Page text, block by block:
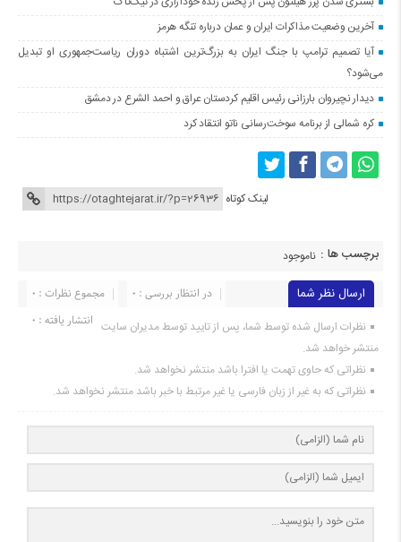
آخرین وضعیت مذاکرات ایران و عمان درباره تنگه هرمز
آیا تصمیم ترامپ با جنگ ایران به بزرگ‌ترین اشتباه دوران ریاست‌جمهوری او تبدیل
می‌شود؟
دیدار نچیروان بارزانی رئیس اقلیم کردستان عراق و احمد الشرع در دمشق
کره شمالی از برنامه سوخت‌رسانی ناتو انتقاد کرد
لینک کوتاه
برچسب ها : ناموجود
ارسال نظر شما مجموع نظرات : 0
در انتظار بررسی : 0
انتشار یافته : 0 نظرات ارسال شده توسط شما، پس از تایید توسط مدیران سایت
منتشر خواهد شد.
نظراتی که حاوی تهمت یا افترا باشد منتشر نخواهد شد.
نظراتی که به غیر از زبان فارسی یا غیر مرتبط با خبر باشد منتشر نخواهد شد.